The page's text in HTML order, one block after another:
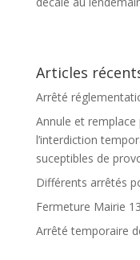
Articles
Arrêté
Annule et
l’interdiction
suceptibles de
Différents arrêtés
Fermeture Mairie
Arrêté temporaire